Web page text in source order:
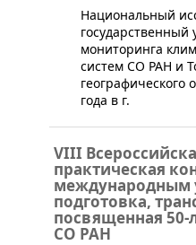
Национальный
государственный
мониторинга
систем СО РАН и
географического
года в г.
VIII
практическая
международным
подготовка,
посвященная
СО РАН